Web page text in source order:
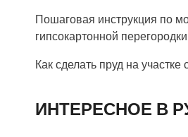
Пошаговая инструкция по
гипсокартонной перегородки
Как сделать пруд на
ИНТЕРЕСНОЕ В